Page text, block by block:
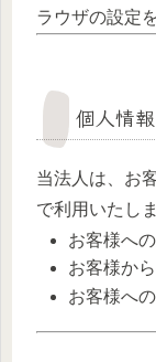
ラウザの設定
個人情
当法人は、お
で利用いたしま
お客様へ
お客様か
お客様へ